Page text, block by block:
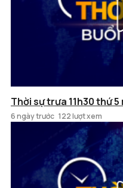
Thời sự trưa 11h30 thứ
6 ngày trước 122 lượt xem